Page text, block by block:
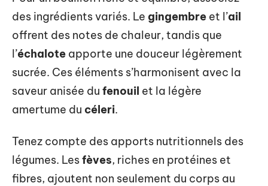
des ingrédients variés. Le gingembre et l’ail
offrent des notes de chaleur, tandis que
l’échalote apporte une douceur légèrement
sucrée. Ces éléments s’harmonisent avec la
saveur anisée du fenouil et la légère
amertume du céleri.
Tenez compte des apports nutritionnels des
légumes. Lesfèves, riches en protéines et
fibres, ajoutent non seulement du corps au